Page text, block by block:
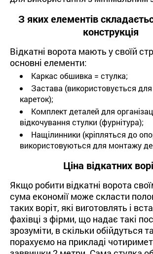
З яких елементів
конструкція
Відкатні ворота мають у своїй
основні елементи:
Каркас обшивка = стулка;
Застава (використовується
кареток);
Комплект деталей для
відкочування стулки (фурнітура);
Нащілинники (кріпляться до
використовуються для монтажу
Ціна відкатних
Якщо робити відкатні ворота
сума економії може скласти
таких воріт, які виготовлять і
фахівці з фірми, що надає такі
зрозуміти, в скільки обійдуться
порахуємо на прикладі